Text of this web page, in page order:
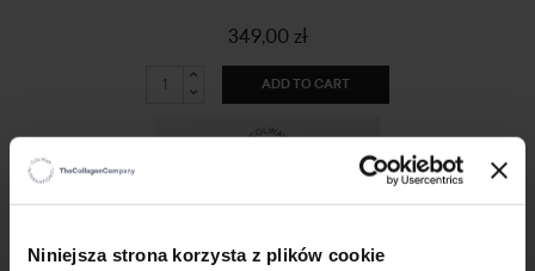
Niniejsza strona korzysta z plików cookie
349,00 zł
ADD TO CART
-15%